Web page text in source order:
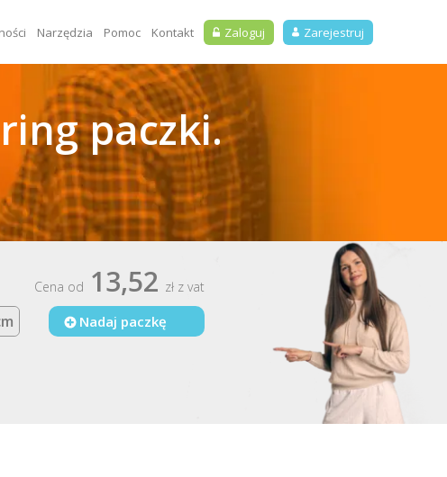
Zaloguj Zarejestruj
Narzędzia Pomoc Kontakt
paczki.
Cena od 13,52 zł z vat
Nadaj paczkę